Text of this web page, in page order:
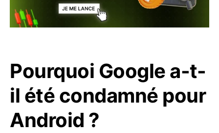
Pourquoi Google a-t-
il été condamné pour
Android ?